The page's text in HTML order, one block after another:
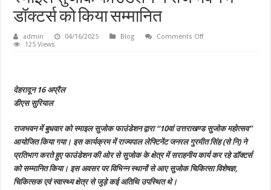
डॉक्टर्स को किया सम्मानित
admin 04/16/2025 Blog Comments Offon
सम्मानित
125 Views
देहरादून 16 अप्रैल
डीएस सुरियाल
राजभवन में बुधवार को स्माइल सुजोक फाउंडेशन द्वारा ‘‘10वां उत्तराखण्ड सुजोक महोत्सव’’
आयोजित किया गया। इस कार्यक्रम में राज्यपाल लेफ्टिनेंट जनरल गुरमीत सिंह (से नि) ने
प्रतिभाग करते हुए फाउंडेशन की ओर से सुजोक के क्षेत्र में सराहनीय कार्य कर रहे डॉक्टर्स
को सम्मानित किया। इस अवसर पर विभिन्न स्थानों से आए सुजोक चिकित्सा विशेषज्ञ,
चिकित्सक एवं स्वास्थ्य क्षेत्र से जुड़े कई अतिथि उपस्थित थे।